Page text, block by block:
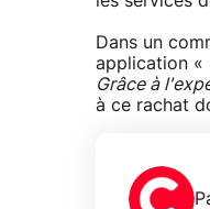
Dans un
application «
Grâce à
à ce rachat